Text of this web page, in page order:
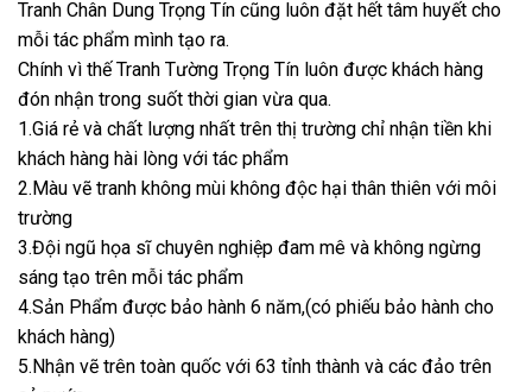
Tranh Chân Dung Trọng Tín cũng luôn đặt hết tâm huyết cho
mỗi tác phẩm mình tạo ra.
Chính vì thế Tranh Tường Trọng Tín luôn được khách hàng
đón nhận trong suốt thời gian vừa qua.
1.Giá rẻ và chất lượng nhất trên thị trường chỉ nhận tiền khi
khách hàng hài lòng với tác phẩm
2.Màu vẽ tranh không mùi không độc hại thân thiên với môi
trường
3.Đội ngũ họa sĩ chuyên nghiệp đam mê và không ngừng
sáng tạo trên mỗi tác phẩm
4.Sản Phẩm được bảo hành 6 năm,(có phiếu bảo hành cho
khách hàng)
5.Nhận vẽ trên toàn quốc với 63 tỉnh thành và các đảo trên